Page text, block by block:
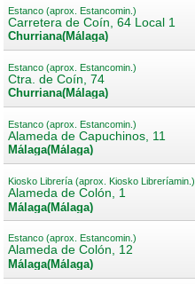
Estanco (aprox. Estancomin.)
Carretera de Coín, 64 Local 1
Churriana(Málaga)
Estanco (aprox. Estancomin.)
Ctra. de Coín, 74
Churriana(Málaga)
Estanco (aprox. Estancomin.)
Alameda de Capuchinos, 11
Málaga(Málaga)
Kiosko Librería (aprox. Kiosko Libreríamin.)
Alameda de Colón, 1
Málaga(Málaga)
Estanco (aprox. Estancomin.)
Alameda de Colón, 12
Málaga(Málaga)